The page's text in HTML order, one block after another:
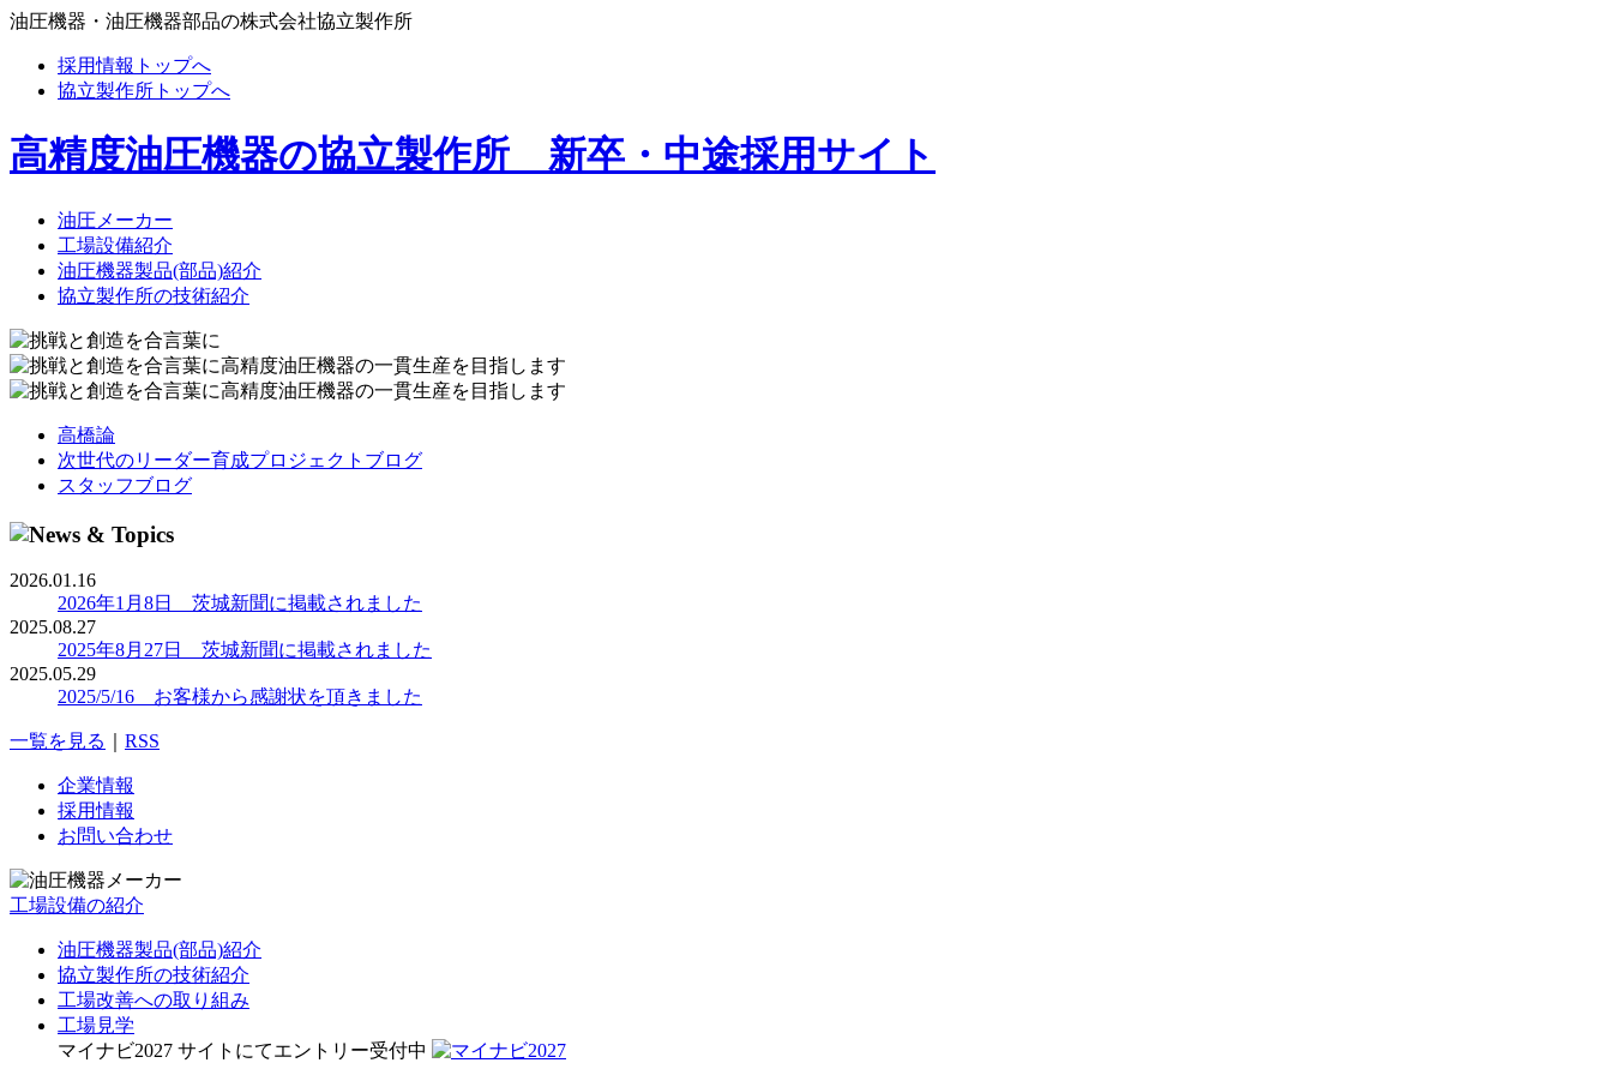
油圧機器・油圧機器部品の株式会社協立製作所
採用情報トップへ
協立製作所トップへ
高精度油圧機器の協立製作所 新卒・中途採用サイト
油圧メーカー
工場設備紹介
油圧機器製品(部品)紹介
協立製作所の技術紹介
高橋論
次世代のリーダー育成プロジェクトブログ
スタッフブログ
2026.01.16
2026年1月8日 茨城新聞に掲載されました
2025.08.27
2025年8月27日 茨城新聞に掲載されました
2025.05.29
2025/5/16 お客様から感謝状を頂きました
一覧を見る RSS
企業情報
採用情報
お問い合わせ
工場設備の紹介
油圧機器製品(部品)紹介
協立製作所の技術紹介
工場改善への取り組み
工場見学
マイナビ2027 サイトにてエントリー受付中